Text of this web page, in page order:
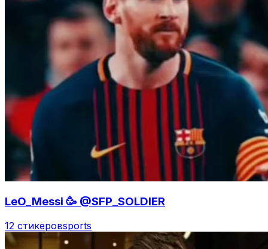
LeO_Messi 🥳 @SFP_SOLDIER
12 стикеровsports